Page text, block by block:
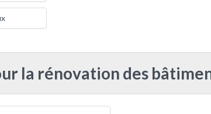
la rénovation des